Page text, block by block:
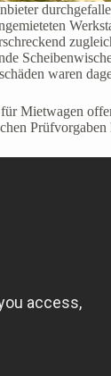
waren
Mietwagen